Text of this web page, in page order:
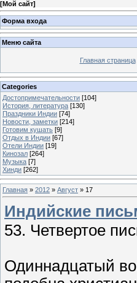
[Мой сайт]
Форма входа
Меню сайта
Главная страница
Categories
Достопримечательности [104]
История, литература [130]
Праздники Индии [74]
Новости, заметки [214]
Готовим кушать [9]
Отдых в Индии [67]
Отели Индии [19]
Кинозал [264]
Музыка [7]
Хинди [262]
Главная » 2012 » Август » 17
Индийские
53. Четвертое
Одиннадцатый